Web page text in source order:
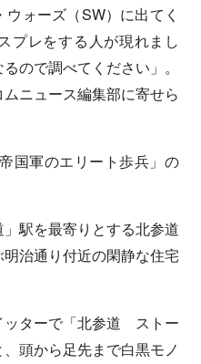
ウォーズ（SW）に出てく
プレをする人が現れまし
ので調べてください」。
ニュース編集部に寄せら
国軍のエリート歩兵」の
駅を最寄りとする北参道
治通り付近の閑静な住宅
ッターで「北参道 ストー
頭から足先まで白黒モノ